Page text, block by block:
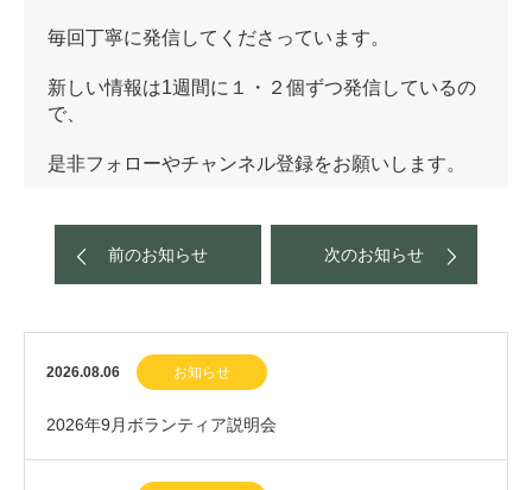
毎回丁寧に発信してくださっています。
新しい情報は1週間に１・２個ずつ発信しているの
で、
是非フォローやチャンネル登録をお願いします。
前のお知らせ 次のお知らせ
2026.08.06 お知らせ
2026年9月ボランティア説明会